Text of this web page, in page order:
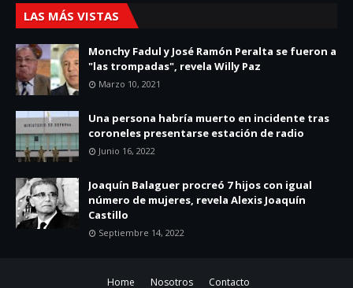
LAS MÁS VISTAS
Monchy Fadul y José Ramón Peralta se fueron a
"las trompadas", revela Willy Paz
Marzo 10, 2021
Una persona habría muerto en incidente tras
coroneles presentarse estación de radio
Junio 16, 2022
Joaquín Balaguer procreó 7 hijos con igual
número de mujeres, revela Alexis Joaquín
Castillo
Septiembre 14, 2022
Home Nosotros Contacto